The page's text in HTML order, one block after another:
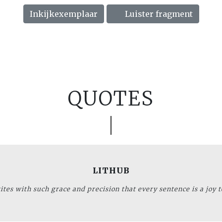
Inkijkexemplaar Luister fragment
QUOTES
LITHUB
with such grace and precision that every sentence is a joy